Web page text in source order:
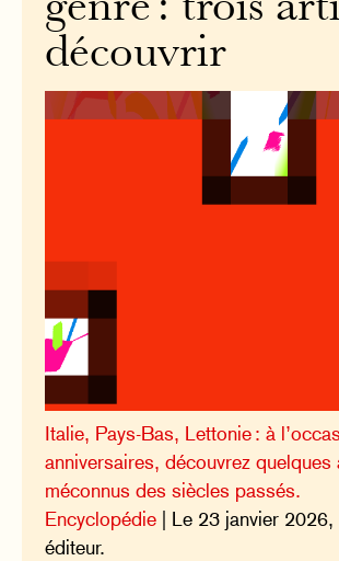
genre : trois
découvrir
Italie, Pays-Bas, Lettonie : à
anniversaires, découvrez quelques
méconnus des siècles passés.
Encyclopédie | Le 23 janvier
éditeur.